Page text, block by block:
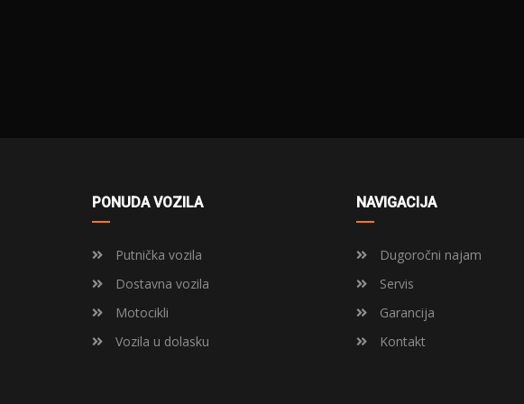
PONUDA VOZILA
Putnička vozila
Dostavna vozila
Motocikli
Vozila u dolasku
NAVIGACIJA
Dugoročni najam
Servis
Garancija
Kontakt